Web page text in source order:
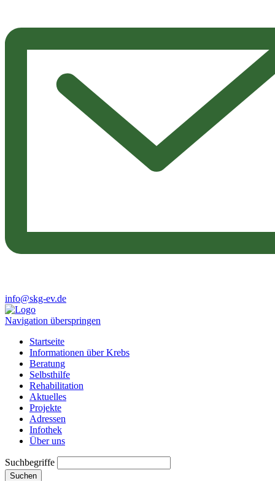
info@skg-ev.de
Navigation überspringen
Startseite
Informationen über Krebs
Beratung
Selbsthilfe
Rehabilitation
Aktuelles
Projekte
Adressen
Infothek
Über uns
Suchbegriffe
Suchen